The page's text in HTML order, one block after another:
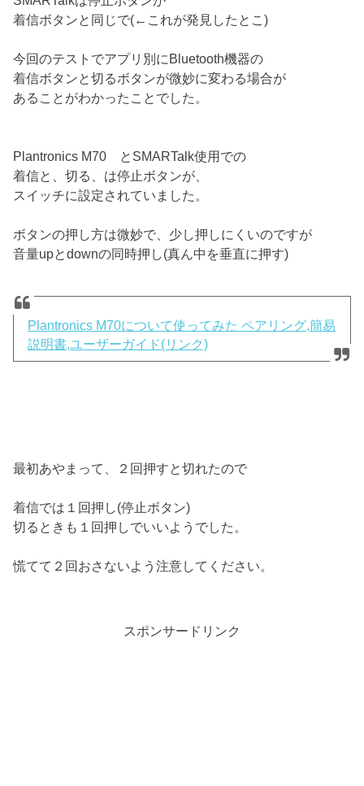
着信ボタンと同じで(←これが発見したとこ)
今回のテストでアプリ別にBluetooth機器の
着信ボタンと切るボタンが微妙に変わる場合が
あることがわかったことでした。
Plantronics M70 とSMARTalk使用での
着信と、切る、は停止ボタンが、
スイッチに設定されていました。
ボタンの押し方は微妙で、少し押しにくいのですが
音量upとdownの同時押し(真ん中を垂直に押す)
Plantronics M70について使ってみた ペアリング,簡易
説明書,ユーザーガイド(リンク)
最初あやまって、２回押すと切れたので
着信では１回押し(停止ボタン)
切るときも１回押しでいいようでした。
慌てて２回おさないよう注意してください。
スポンサードリンク